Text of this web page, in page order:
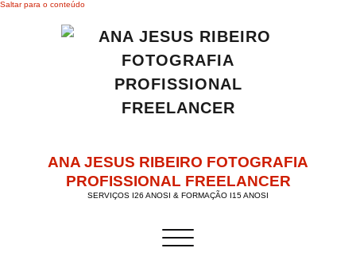
Saltar para o conteúdo
ANA JESUS RIBEIRO FOTOGRAFIA
PROFISSIONAL FREELANCER
SERVIÇOS I26 ANOSI & FORMAÇÃO I15 ANOSI
Alternar a navegação